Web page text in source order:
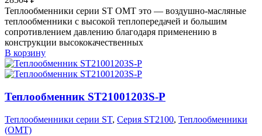
Теплообменники серии ST OMT это — воздушно-масляные
теплообменники с высокой теплопередачей и большим
сопротивлением давлению благодаря применению в
конструкции высококачественных
В корзину
Теплообменник ST21001203S-P
Теплообменники серии ST, Серия ST2100, Теплообменники
(OMT)